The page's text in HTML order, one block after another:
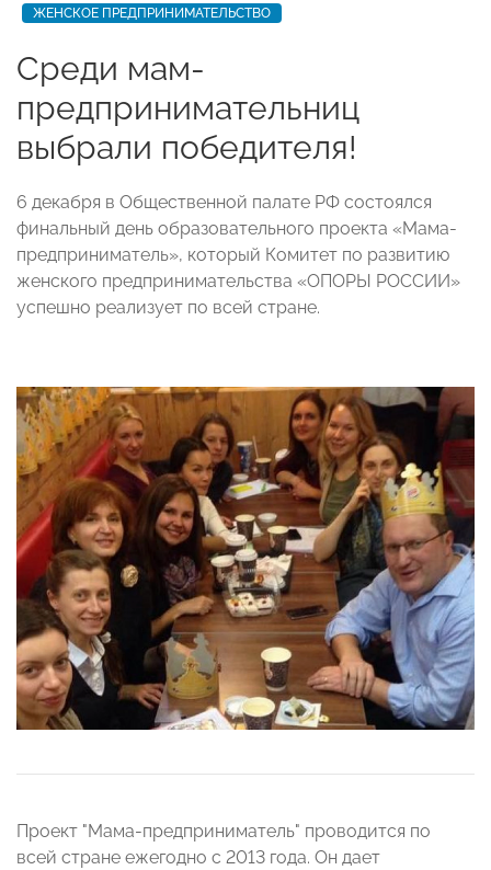
ЖЕНСКОЕ ПРЕДПРИНИМАТЕЛЬСТВО
Среди мам-
предпринимательниц
выбрали победителя!
6 декабря в Общественной палате РФ состоялся
финальный день образовательного проекта «Мама-
предприниматель», который Комитет по развитию
женского предпринимательства «ОПОРЫ РОССИИ»
успешно реализует по всей стране.
Проект "Мама-предприниматель" проводится по
всей стране ежегодно с 2013 года. Он дает